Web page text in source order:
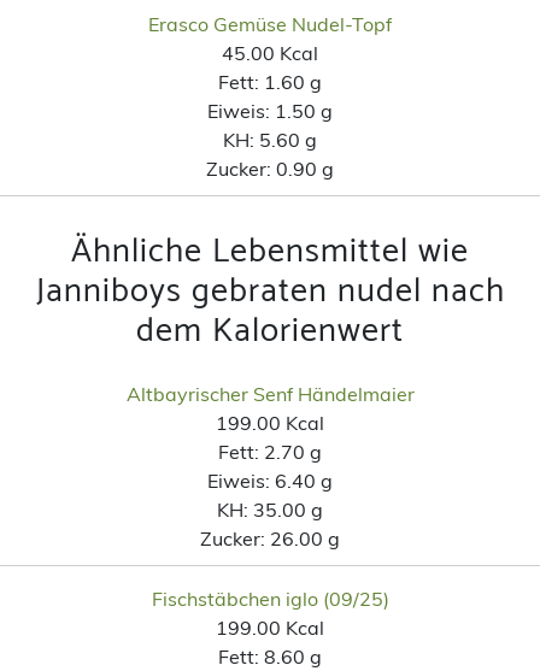
Erasco Gemüse Nudel-Topf
45.00 Kcal
Fett: 1.60 g
Eiweis: 1.50 g
KH: 5.60 g
Zucker: 0.90 g
Ähnliche Lebensmittel wie
Janniboys gebraten nudel nach
dem Kalorienwert
Altbayrischer Senf Händelmaier
199.00 Kcal
Fett: 2.70 g
Eiweis: 6.40 g
KH: 35.00 g
Zucker: 26.00 g
Fischstäbchen iglo (09/25)
199.00 Kcal
Fett: 8.60 g